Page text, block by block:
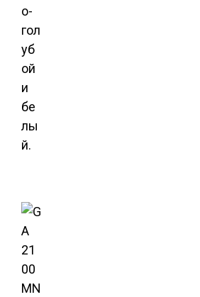
о-
гол
уб
ой
и
бе
лы
й.